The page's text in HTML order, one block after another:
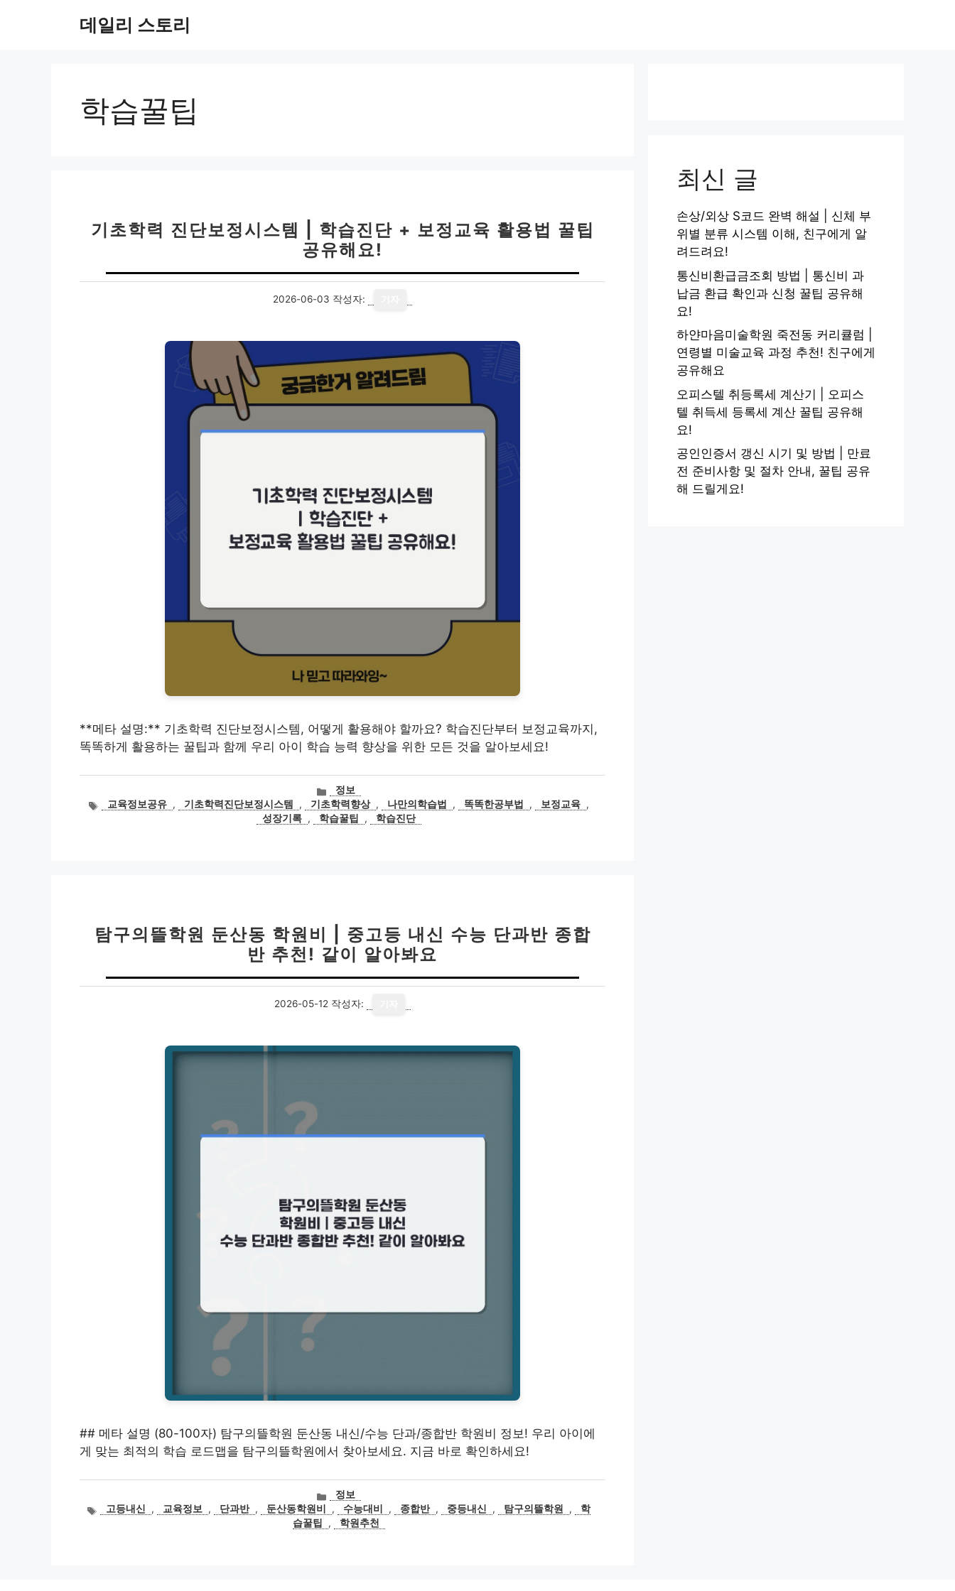
데일리 스토리
학습꿀팁
기초학력 진단보정시스템 | 학습진단 + 보정교육 활용법 꿀팁
공유해요!
2026-06-03 작성자:
**메타 설명:** 기초학력 진단보정시스템, 어떻게 활용해야 할까요? 학습진단부터 보정교육까지,
똑똑하게 활용하는 꿀팁과 함께 우리 아이 학습 능력 향상을 위한 모든 것을 알아보세요!
카
테
고
정보
태교육정보공유 , 기초학력진단보정시스템 , 기초학력향상 , 나만의학습법 , 똑똑한공부법 , 보정교육 ,
성장기록 , 학습꿀팁 , 학습진단
탐구의뜰학원 둔산동 학원비 | 중고등 내신 수능 단과반 종합
반 추천! 같이 알아봐요
2026-05-12 작성자:
## 메타 설명 (80-100자) 탐구의뜰학원 둔산동 내신/수능 단과/종합반 학원비 정보! 우리 아이에
게 맞는 최적의 학습 로드맵을 탐구의뜰학원에서 찾아보세요. 지금 바로 확인하세요!
카
테
고
정보
태고등내신 , 교육정보 , 단과반 , 둔산동학원비 , 수능대비 , 종합반 , 중등내신 , 탐구의뜰학원 ,
학
습꿀팁
, 학원추천
최신 글
손상/외상 S코드 완벽 해설 | 신체 부
위별 분류 시스템 이해, 친구에게 알
려드려요!
통신비환급금조회 방법 | 통신비 과
납금 환급 확인과 신청 꿀팁 공유해
요!
하얀마음미술학원 죽전동 커리큘럼 |
연령별 미술교육 과정 추천! 친구에게
공유해요
오피스텔 취등록세 계산기 | 오피스
텔 취득세 등록세 계산 꿀팁 공유해
요!
공인인증서 갱신 시기 및 방법 | 만료
전 준비사항 및 절차 안내, 꿀팁 공유
해 드릴게요!